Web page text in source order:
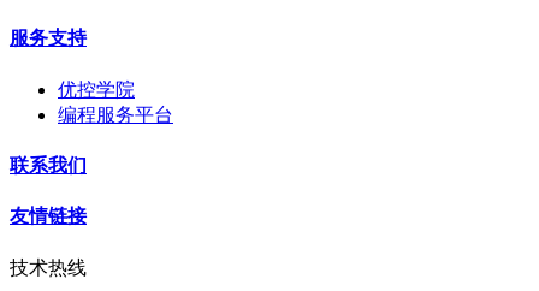
服务支持
优控学院
编程服务平台
联系我们
友情链接
技术热线